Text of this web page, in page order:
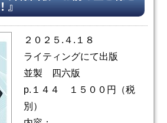
』
２０２５.４.１８
ライティングにて出版
並製 四六版
p.１４４ １５００円（税
別）